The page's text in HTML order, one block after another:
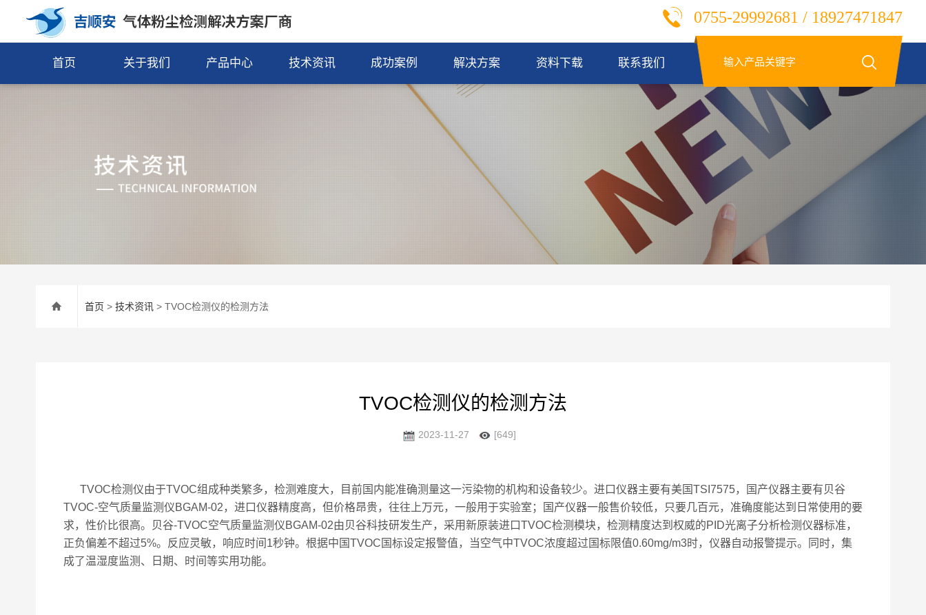
0755-29992681 / 18927471847
首页 关于我们 产品中心 技术资讯 成功案例 解决方案 资料下载 联系我们
首页 > 技术资讯 > TVOC检测仪的检测方法
TVOC检测仪的检测方法
2023-11-27 [649]
TVOC检测仪由于TVOC组成种类繁多，检测难度大，目前国内能准确测量这一污染物的机构和设备较少。进口仪器主要有美国TSI7575，国产仪器主要有贝谷
TVOC-空气质量监测仪BGAM-02，进口仪器精度高，但价格昂贵，往往上万元，一般用于实验室；国产仪器一般售价较低，只要几百元，准确度能达到日常使用的要
求，性价比很高。贝谷-TVOC空气质量监测仪BGAM-02由贝谷科技研发生产，采用新原装进口TVOC检测模块，检测精度达到权威的PID光离子分析检测仪器标准，
正负偏差不超过5%。反应灵敏，响应时间1秒钟。根据中国TVOC国标设定报警值，当空气中TVOC浓度超过国标限值0.60mg/m3时，仪器自动报警提示。同时，集
成了温湿度监测、日期、时间等实用功能。